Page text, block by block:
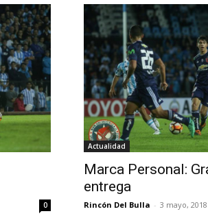
0
Actualidad
Marca Personal:
entrega
Rincón Del Bulla - 3 mayo, 2018